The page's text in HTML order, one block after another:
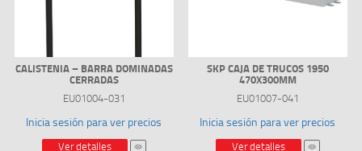
CALISTENIA – BARRA DOMINADAS
CERRADAS
EU01004-031
Inicia sesión para ver precios
Ver detalles
SKP CAJA DE TRUCOS 1950
470X300MM
EU01007-041
Inicia sesión para ver precios
Ver detalles